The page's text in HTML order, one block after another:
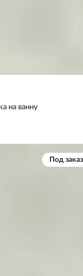
на ванну
Под заказ